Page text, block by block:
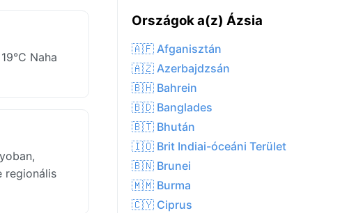
Naha
regionális
Országok a(z) Ázsia
🇦🇫 Afganisztán
🇦🇿 Azerbajdzsán
🇧🇭 Bahrein
🇧🇩 Banglades
🇧🇹 Bhután
🇮🇴 Brit Indiai-óceáni Terület
🇧🇳 Brunei
🇲🇲 Burma
🇨🇾 Ciprus